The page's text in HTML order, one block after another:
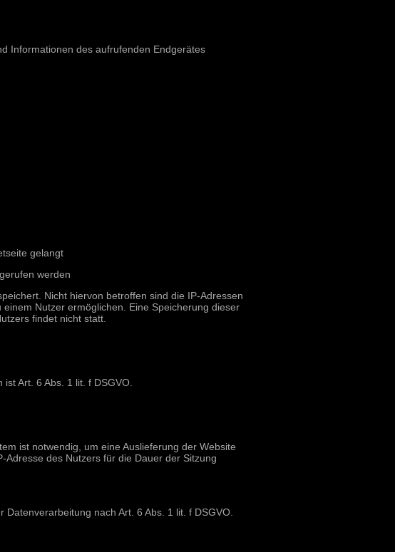
Informationen des aufrufenden Endgerätes
gelangt
werden
Nicht hiervon betroffen sind die IP-Adressen
Nutzer ermöglichen. Eine Speicherung dieser
findet nicht statt.
Art. 6 Abs. 1 lit. f DSGVO.
ist notwendig, um eine Auslieferung der Website
des Nutzers für die Dauer der Sitzung
nach Art. 6 Abs. 1 lit. f DSGVO.